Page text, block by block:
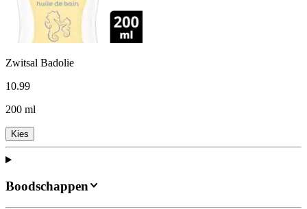
Zwitsal Badolie
10.99
200 ml
Kies
Boodschappen